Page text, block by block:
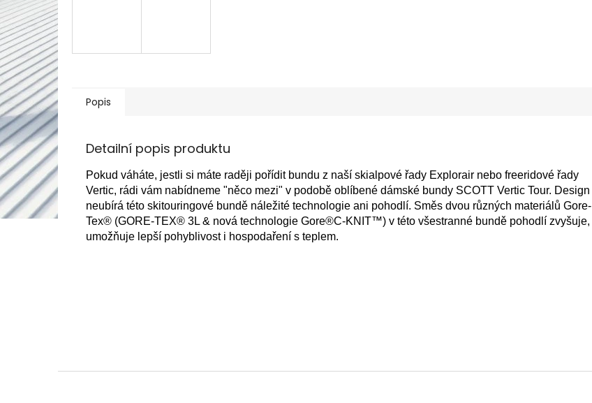
Popis
Detailní popis produktu
Pokud váháte, jestli si máte raději pořídit bundu z naší skialpové řady Explorair nebo freeridové řady
Vertic, rádi vám nabídneme "něco mezi" v podobě oblíbené dámské bundy SCOTT Vertic Tour. Design
neubírá této skitouringové bundě náležité technologie ani pohodlí. Směs dvou různých materiálů Gore-
Tex® (GORE-TEX® 3L & nová technologie Gore®C-KNIT™) v této všestranné bundě pohodlí zvyšuje,
umožňuje lepší pohyblivost i hospodaření s teplem.